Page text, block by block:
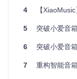
二、零门槛部
2.1 准备工作：你
样：
一台能上网的电
4 【XiaoMusic】：
5 突破小爱音箱
6 突破小爱音箱音
7 重构智能音箱体